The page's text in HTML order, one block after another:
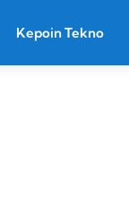
Kepoin Tekno